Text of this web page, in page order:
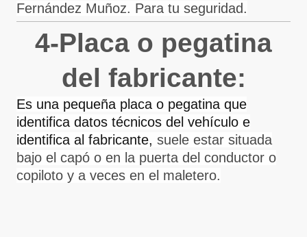
Fernández Muñoz. Para tu seguridad.
4-Placa o pegatina
del fabricante:
Es una pequeña placa o pegatina que
identifica datos técnicos del vehículo e
identifica al fabricante, suele estar situada
bajo el capó o en la puerta del conductor o
copiloto y a veces en el maletero.